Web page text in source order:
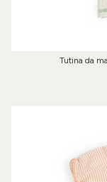
Tutina da